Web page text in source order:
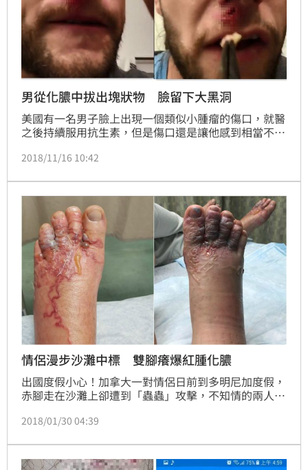
男從化膿中拔出塊狀物 臉留下大黑洞
美國有一名男子臉上出現一個類似小腫瘤的傷口，就醫
之後持續服用抗生素，但是傷口還是讓他感到相當不舒
出，並一邊錄影記錄，影片中可以看到他從臉上的傷口
洞」，畫面看起來相當驚人。
2018/11/16 10:42
情侶漫步沙灘中標 雙腳癢爆紅腫化膿
出國度假小心！加拿大一對情侶日前到多明尼加度假，
赤腳走在沙灘上卻遭到「蟲蟲」攻擊，不知情的兩人只
癢的腳掌變得紅腫、起膿，讓兩人不得不就醫，才發現
2018/01/30 04:39